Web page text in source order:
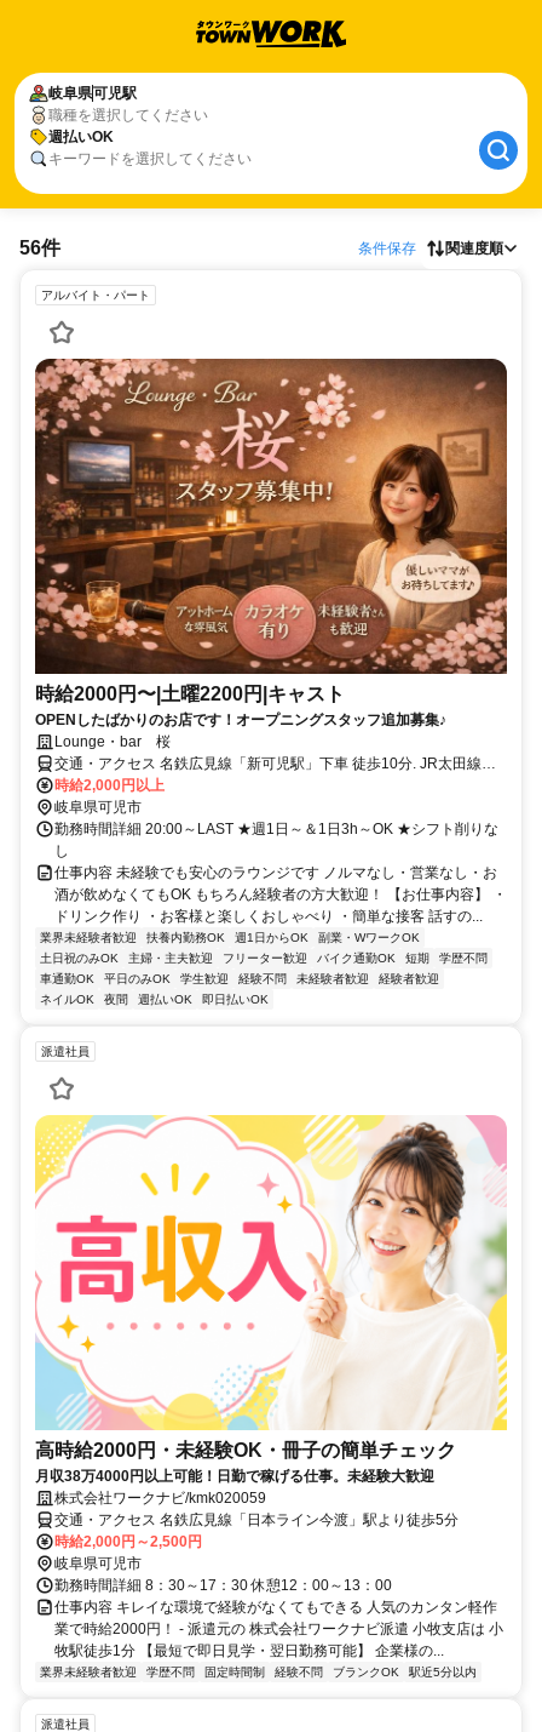
岐阜県可児駅
職種を選択してください
週払いOK
キーワードを選択してください
56件 条件保存 関連度順
アルバイト・パート
時給2000円〜|土曜2200円|キャスト
OPENしたばかりのお店です！オープニングスタッフ追加募集♪
Lounge・bar 桜
交通・アクセス 名鉄広見線「新可児駅」下車 徒歩10分. JR太田線
「可児駅」下車 徒歩10分
時給2,000円以上
岐阜県可児市
勤務時間詳細 20:00～LAST ★週1日～＆1日3h～OK ★シフト削りな
し
仕事内容 未経験でも安心のラウンジです ノルマなし・営業なし・お
酒が飲めなくてもOK もちろん経験者の方大歓迎！ 【お仕事内容】 ・
ドリンク作り ・お客様と楽しくおしゃべり ・簡単な接客 話すの...
業界未経験者歓迎 扶養内勤務OK 週1日からOK
副業・WワークOK
土日祝のみOK
主婦・主夫歓迎 フリーター歓迎 バイク通勤OK 短期
学歴不問
車通勤OK
平日のみOK 学生歓迎 経験不問 未経験者歓迎
経験者歓迎
ネイルOK
夜間 週払いOK 即日払いOK
派遣社員
高時給2000円・未経験OK・冊子の簡単チェック
月収38万4000円以上可能！日勤で稼げる仕事。未経験大歓迎
株式会社ワークナビ/kmk020059
交通・アクセス 名鉄広見線「日本ライン今渡」駅より徒歩5分
時給2,000円～2,500円
岐阜県可児市
勤務時間詳細 8：30～17：30 休憩12：00～13：00
仕事内容 キレイな環境で経験がなくてもできる 人気のカンタン軽作
業で時給2000円！ - 派遣元の 株式会社ワークナビ派遣 小牧支店は 小
牧駅徒歩1分 【最短で即日見学・翌日勤務可能】 企業様の...
業界未経験者歓迎 学歴不問 固定時間制 経験不問 ブランクOK 駅近5分以内
派遣社員